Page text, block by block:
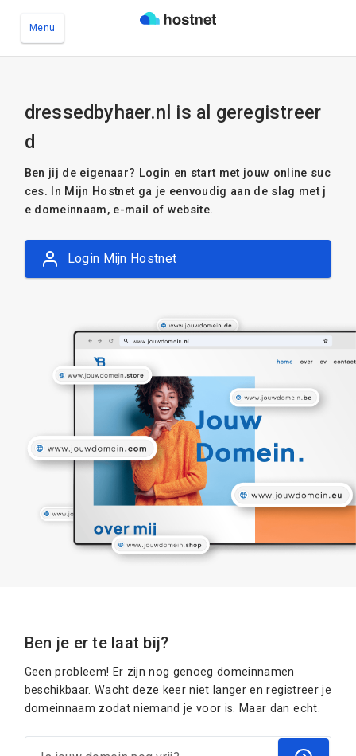
Menu
dressedbyhaer.nl is al geregistreer
d
Ben jij de eigenaar? Login en start met jouw online suc
ces. In Mijn Hostnet ga je eenvoudig aan de slag met j
e domeinnaam, e-mail of website.
Login Mijn Hostnet
Ben je er te laat bij?
Geen probleem! Er zijn nog genoeg domeinnamen
beschikbaar. Wacht deze keer niet langer en registreer je
domeinnaam zodat niemand je voor is. Maar dan echt.